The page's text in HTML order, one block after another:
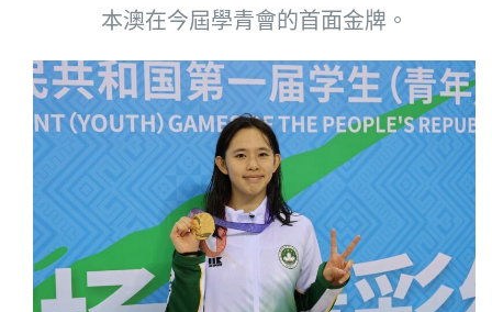
本澳在今屆學青會的首面金牌。